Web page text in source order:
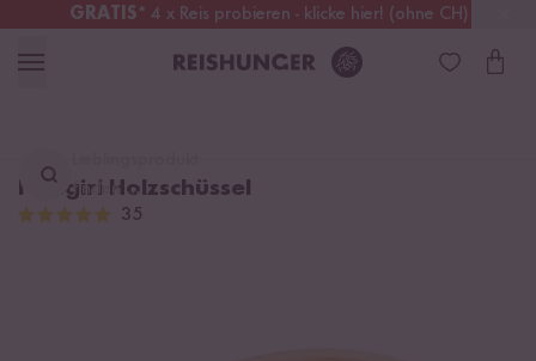
GRATIS* 4 x Reis probieren - klicke hier! (ohne CH)
Schweiz Alle Zölle & Steuern inklusive
finden ...
Hangiri Holzschüssel
35